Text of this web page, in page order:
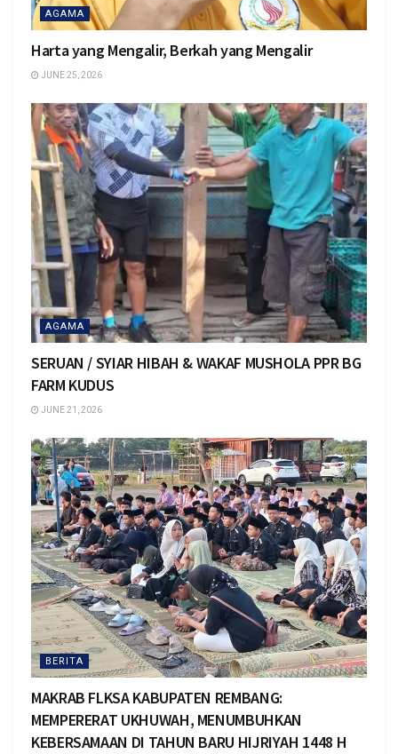
AGAMA
Harta yang Mengalir, Berkah yang Mengalir
JUNE 25, 2026
AGAMA
SERUAN / SYIAR HIBAH & WAKAF MUSHOLA PPR BG
FARM KUDUS
JUNE 21, 2026
BERITA
MAKRAB FLKSA KABUPATEN REMBANG:
MEMPERERAT UKHUWAH, MENUMBUHKAN
KEBERSAMAAN DI TAHUN BARU HIJRIYAH 1448 H